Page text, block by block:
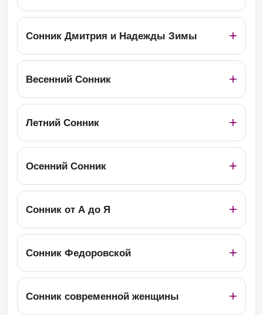
Сонник Дмитрия и Надежды Зимы
Весенний Сонник
Летний Сонник
Осенний Сонник
Сонник от А до Я
Сонник Федоровской
Сонник современной женщины